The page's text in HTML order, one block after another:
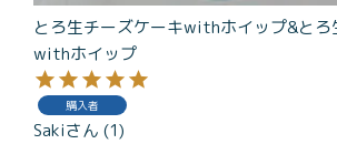
とろ生チーズケーキwithホイップ&とろ
withホイップ
購入者
Saki 1